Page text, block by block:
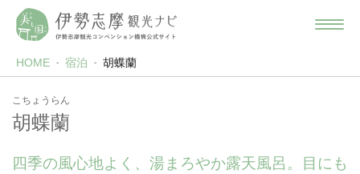
HOME 宿泊 胡蝶蘭
こちょうらん
胡蝶蘭
四季の風心地よく、湯まろやか露天風呂。目にも